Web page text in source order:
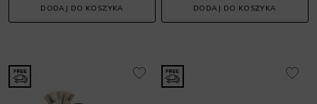
DODAJ DO KOSZYKA DODAJ DO KOSZYKA